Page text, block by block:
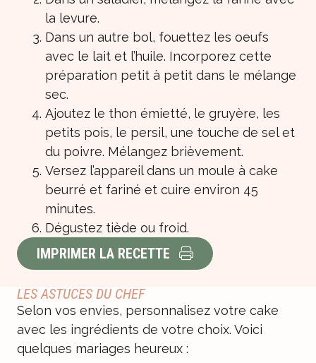
la levure.
Dans un autre bol, fouettez les oeufs
avec le lait et l’huile. Incorporez cette
préparation petit à petit dans le mélange
sec.
Ajoutez le thon émietté, le gruyère, les
petits pois, le persil, une touche de sel et
du poivre. Mélangez brièvement.
Versez l’appareil dans un moule à cake
beurré et fariné et cuire environ 45
minutes.
Dégustez tiède ou froid.
IMPRIMER LA RECETTE
LES ASTUCES DU CHEF
Selon vos envies, personnalisez votre cake
avec les ingrédients de votre choix. Voici
quelques mariages heureux :